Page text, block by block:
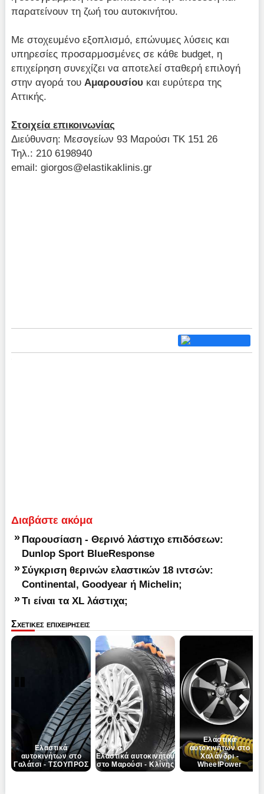
παρατείνουν τη ζωή του αυτοκινήτου.
Με στοχευμένο εξοπλισμό, επώνυμες λύσεις και
υπηρεσίες προσαρμοσμένες σε κάθε budget, η
επιχείρηση συνεχίζει να αποτελεί σταθερή επιλογή
στην αγορά του Αμαρουσίου και ευρύτερα της
Αττικής.
Στοιχεία επικοινωνίας
Διεύθυνση: Μεσογείων 93 Μαρούσι ΤΚ 151 26
Τηλ.: 210 6198940
email:giorgos@elastikaklinis.gr
Διαβάστε ακόμα
» Παρουσίαση - Θερινό λάστιχο επιδόσεων:
Dunlop Sport BlueResponse
» Σύγκριση θερινών ελαστικών 18 ιντσών:
Continental, Goodyear ή Michelin;
» Τι είναι τα XL λάστιχα;
Σχετικες επιχειρησεις
Ελαστικά
αυτοκινήτων στο
Γαλάτσι - ΤΣΟΥΠΡΟΣ
Ελαστικά αυτοκινήτου
στο Μαρούσι - Κλίνης
Ελαστικά
αυτοκινήτων στο
Χαλάνδρι -
WheelPower
Next